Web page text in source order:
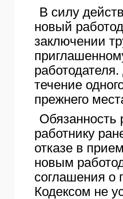
В силу
новый
заключении
течение
прежнего
Обязанность
работнику
отказе в
новым
соглашения о
Кодексом не